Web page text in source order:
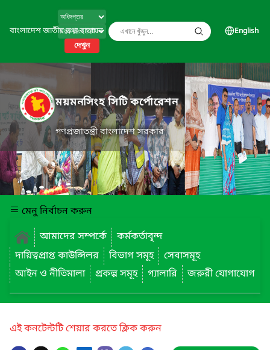
বাংলাদেশ জাতীয় তথ্য বাতায়ন
দেখুন
English
ময়মনসিংহ সিটি কর্পোরেশন
গণপ্রজাতন্ত্রী বাংলাদেশ সরকার
মেনু নির্বাচন করুন
আমাদের সম্পর্কে
কর্মকর্তাবৃন্দ
দায়িত্বপ্রাপ্ত কাউন্সিলর
বিভাগ সমূহ
সেবাসমূহ
আইন ও নীতিমালা
প্রকল্প সমূহ গ্যালারি জরুরী যোগাযোগ
এই কনটেন্টটি শেয়ার করতে ক্লিক করুন